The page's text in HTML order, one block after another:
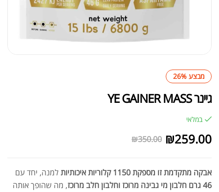
מבצע 26%
גיינר YE GAINER MASS
במלאי
₪350.00 ₪259.00
אבקה מתקדמת זו מספקת 1150 קלוריות איכותיות
למנה, יחד עם
46 גרם חלבון מי גבינה מרוכז וחלבון חלב מרוכז
, מה שהופך אותה